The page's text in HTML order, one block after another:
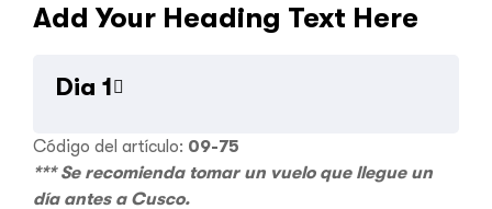
Add Your Heading Text Here
Dia 1
Código del artículo: 09-75
*** Se recomienda tomar un vuelo que llegue un
día antes a Cusco.